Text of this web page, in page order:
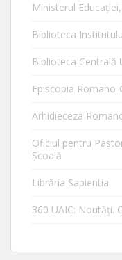
Ministerul
Biblioteca
Biblioteca Centrală
Episcopia
Arhidieceza
Oficiul pentru
Școală
Librăria Sapientia
360 UAIC: Noutăţi.